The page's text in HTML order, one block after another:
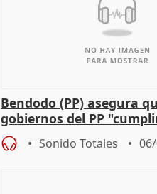
Bendodo (PP) asegura
gobiernos del PP
sobre los menores
Sonido Totales